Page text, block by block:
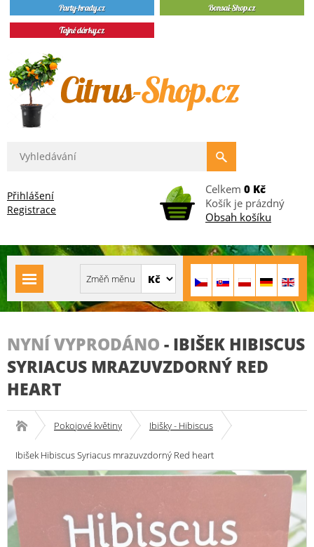
Přihlášení
Registrace
Celkem 0 Kč
Košík je prázdný
Obsah košíku
NYNÍ VYPRODÁNO - IBIŠEK HIBISCUS
SYRIACUS MRAZUVZDORNÝ RED
HEART
Pokojové květiny Ibišky - Hibiscus
Ibišek Hibiscus Syriacus mrazuvzdorný Red heart